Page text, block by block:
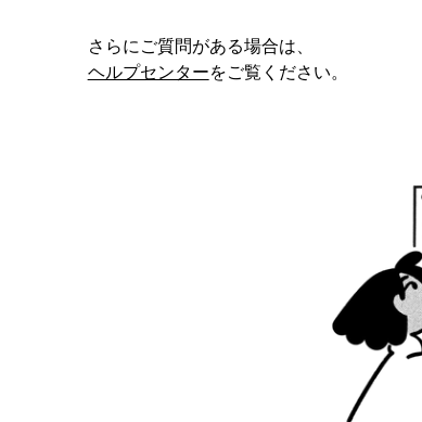
さらにご質問がある場合は、
ヘルプセンターをご覧ください。